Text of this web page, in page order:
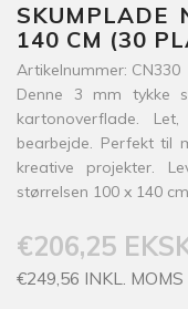
SKUMPLADE
140 CM (30
Artikelnummer: CN330
Denne 3 mm tykke
kartonoverflade.
bearbejde. Perfekt til
kreative projekter.
størrelsen 100 x 140
€206,25
€249,56 INKL. MOMS